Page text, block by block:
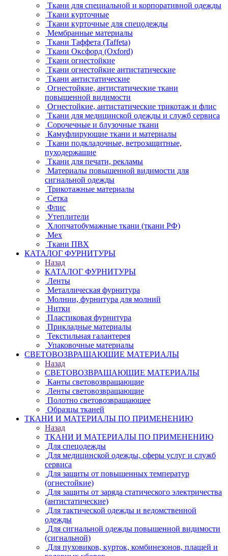
Ткани для специальной и корпоративной одежды
Ткани курточные
Ткани курточные для спецодежды
Мембранные материалы
Ткани Таффета (Taffeta)
Ткани Оксфорд (Oxford)
Ткани огнестойкие
Ткани огнестойкие антистатические
Ткани антистатические
Огнестойкие, антистатические ткани
повышенной видимости
Огнестойкие, антистатические трикотаж и флис
Ткани для медицинской одежды и служб сервиса
Сорочечные и блузочные ткани
Камуфлирующие ткани и материалы
Ткани подкладочные, ветрозащитные,
пуходержащие
Ткани для печати, рекламы
Материалы повышенной видимости для
сигнальной одежды
Трикотажные материалы
Сетка
Флис
Утеплители
Хлопчатобумажные ткани (ткани РФ)
Мех
Ткани ПВХ
КАТАЛОГ ФУРНИТУРЫ
Назад
КАТАЛОГ ФУРНИТУРЫ
Ленты
Металлическая фурнитура
Молнии, фурнитура для молний
Нитки
Пластиковая фурнитура
Прикладные материалы
Текстильная галантерея
Упаковочные материалы
СВЕТОВОЗВРАЩАЮЩИЕ МАТЕРИАЛЫ
Назад
СВЕТОВОЗВРАЩАЮЩИЕ МАТЕРИАЛЫ
Канты световозвращающие
Ленты световозвращающие
Полотно световозвращающее
Образцы тканей
ТКАНИ И МАТЕРИАЛЫ ПО ПРИМЕНЕНИЮ
Назад
ТКАНИ И МАТЕРИАЛЫ ПО ПРИМЕНЕНИЮ
Для спецодежды
Для медицинской одежды, сферы услуг и служб
сервиса
Для защиты от повышенных температур
(огнестойкие)
Для защиты от заряда статического электричества
(антистатические)
Для тактической одежды и ведомственной
одежды
Для сигнальной одежды повышенной видимости
(сигнальной)
Для пуховиков, курток, комбинезонов, плащей и